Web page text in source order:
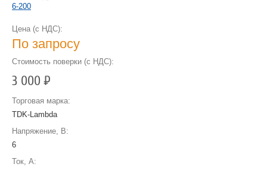
6-200
Цена (с НДС):
По запросу
Стоимость поверки (с НДС):
3 000Р
Торговая марка:
TDK-Lambda
Напряжение, В:
6
Ток, А: